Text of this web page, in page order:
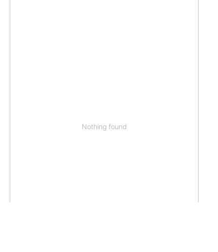
Nothing found